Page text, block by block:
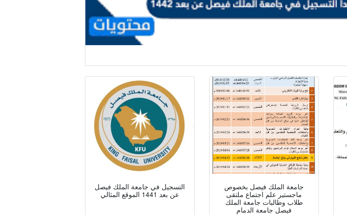
التسجيل في جامعة الملك فيصل
عن بعد 1441 الموقع المثالي
جامعة الملك فيصل بخصوص
ماجستير علم اجتماع ملتقى
طلاب وطالبات جامعة الملك
فيصل جامعة الدمام